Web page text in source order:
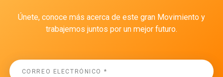
Únete, conoce más acerca de este gran Movimiento y
trabajemos juntos por un mejor futuro.